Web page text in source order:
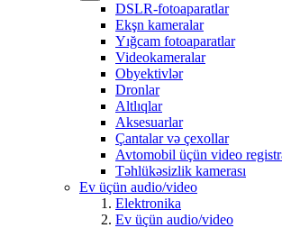
DSLR-fotoaparatlar
Ekşn kameralar
Yığcam fotoaparatlar
Videokameralar
Obyektivlər
Dronlar
Altlıqlar
Aksesuarlar
Çantalar və çexollar
Avtomobil üçün video
Təhlükəsizlik kamerası
Ev üçün audio/video
Elektronika
Ev üçün audio/video